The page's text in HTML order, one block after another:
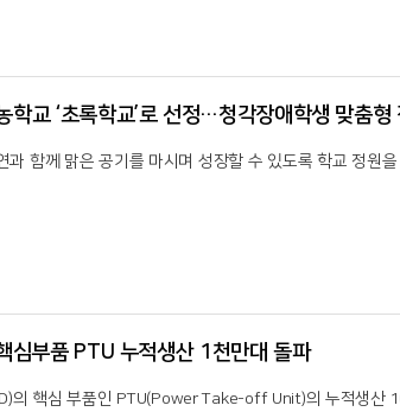
학교 ‘초록학교’로 선정…청각장애학생 맞춤형
과 함께 맑은 공기를 마시며 성장할 수 있도록 학교 정원을
심부품 PTU 누적생산 1천만대 돌파
의 핵심 부품인 PTU(Power Take-off Unit)의 누적생산